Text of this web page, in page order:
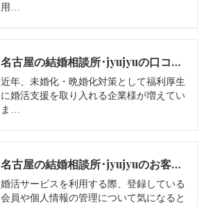
用…
名古屋の結婚相談所･jyujyuの口コミ情報
近年、未婚化・晩婚化対策として福利厚生
に婚活支援を取り入れる企業様が増えてい
ま…
名古屋の結婚相談所･jyujyuのお客様の声
婚活サービスを利用する際、登録している
会員や個人情報の管理について気になると